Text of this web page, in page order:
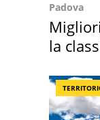
Padova
la